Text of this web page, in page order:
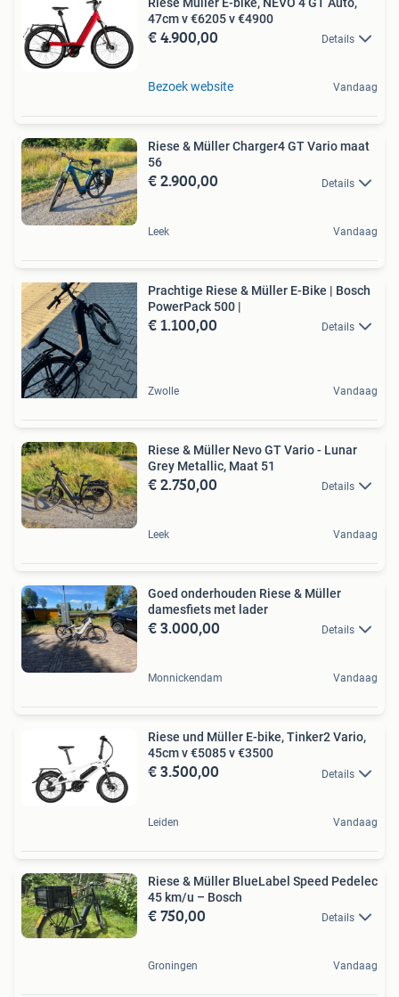
47cm v €6205 v €4900
€ 4.900,00 Details
Bezoek website Vandaag
Riese & Müller Charger4 GT Vario maat
56
€ 2.900,00 Details
Leek Vandaag
Prachtige Riese & Müller E-Bike | Bosch
PowerPack 500 |
€ 1.100,00 Details
Zwolle Vandaag
Riese & Müller Nevo GT Vario - Lunar
Grey Metallic, Maat 51
€ 2.750,00 Details
Leek Vandaag
Goed onderhouden Riese & Müller
damesfiets met lader
€ 3.000,00 Details
Monnickendam Vandaag
Riese und Müller E-bike, Tinker2 Vario,
45cm v €5085 v €3500
€ 3.500,00 Details
Leiden Vandaag
Riese & Müller BlueLabel Speed Pedelec
45 km/u – Bosch
€ 750,00 Details
Groningen Vandaag